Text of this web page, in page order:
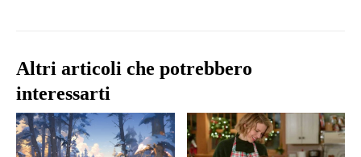
Altri articoli che potrebbero
interessarti